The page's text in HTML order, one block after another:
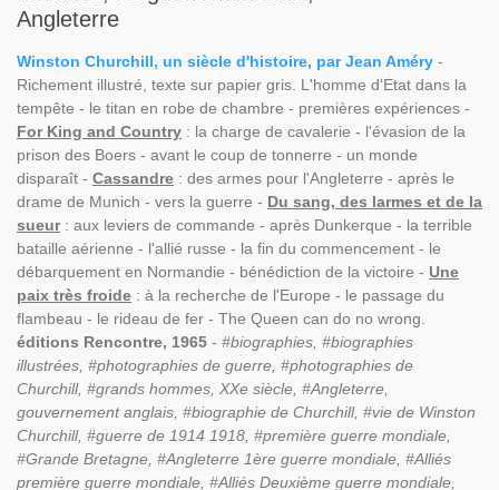
Angleterre
Winston Churchill, un siècle d'histoire, par Jean Améry -
Richement illustré, texte sur papier gris. L'homme d'Etat dans la
tempête - le titan en robe de chambre - premières expériences -
For King and Country : la charge de cavalerie - l'évasion de la
prison des Boers - avant le coup de tonnerre - un monde
disparaît - Cassandre : des armes pour l'Angleterre - après le
drame de Munich - vers la guerre - Du sang, des larmes et de la
sueur: aux leviers de commande - après Dunkerque - la terrible
bataille aérienne - l'allié russe - la fin du commencement - le
débarquement en Normandie - bénédiction de la victoire - Une
paix très froide : à la recherche de l'Europe - le passage du
flambeau - le rideau de fer - The Queen can do no wrong.
éditions Rencontre, 1965 - #biographies, #biographies
illustrées, #photographies de guerre, #photographies de
Churchill, #grands hommes, XXe siècle, #Angleterre,
gouvernement anglais, #biographie de Churchill, #vie de Winston
Churchill, #guerre de 1914 1918, #première guerre mondiale,
#Grande Bretagne, #Angleterre 1ère guerre mondiale, #Alliés
première guerre mondiale, #Alliés Deuxième guerre mondiale,